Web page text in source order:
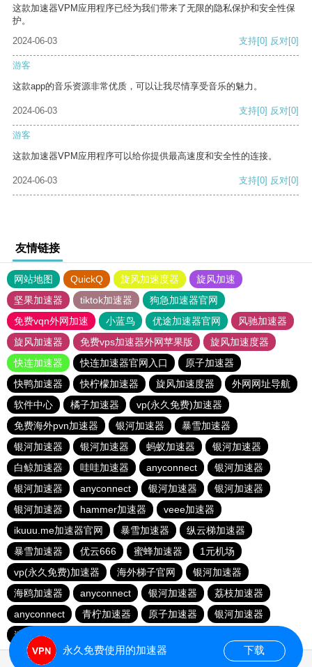
这款加速器VPM应用程序已经为我们带来了无限的隐私保护和安全性保
护。
2024-06-03
支持[0] 反对[0]
游客
这款app的音乐资源非常优质，可以让我尽情享受音乐的魅力。
2024-06-03 支持[0] 反对[0]
游客
这款加速器VPM应用程序可以给你提供最高速度和安全性的连接。
2024-06-03 支持[0] 反对[0]
友情链接
网站地图 QuickQ 旋风加速度器
旋风加速
坚果加速器
tiktok加速器
狗急加速器官网
免费vqn外网加速
小蓝鸟 优途加速器官网
风驰加速器
旋风加速器
免费vps加速器外网苹果版
旋风加速度器
快连加速器
快连加速器官网入口
原子加速器
快鸭加速器
快柠檬加速器 旋风加速度器
外网网址导航
软件中心
橘子加速器
vp(永久免费)加速器
免费海外pvn加速器
银河加速器
暴雪加速器
银河加速器
银河加速器 蚂蚁加速器
银河加速器
白鲸加速器
哇哇加速器 anyconnect
银河加速器
银河加速器
anyconnect 银河加速器
银河加速器
银河加速器
hammer加速器
veee加速器
ikuuu.me加速器官网
暴雪加速器
纵云梯加速器
暴雪加速器
优云666 蜜蜂加速器
1元机场
vp(永久免费)加速器
海外梯子官网
银河加速器
海鸥加速器
anyconnect 银河加速器
荔枝加速器
anyconnect
青柠加速器 原子加速器
银河加速器
速鹰666
永久免费使用的加速器 下载